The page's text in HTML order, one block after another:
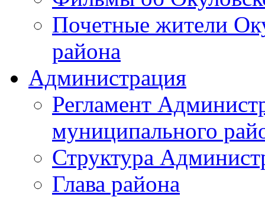
Почетные жители
района
Администрация
Регламент
муниципального
Структура
Глава района